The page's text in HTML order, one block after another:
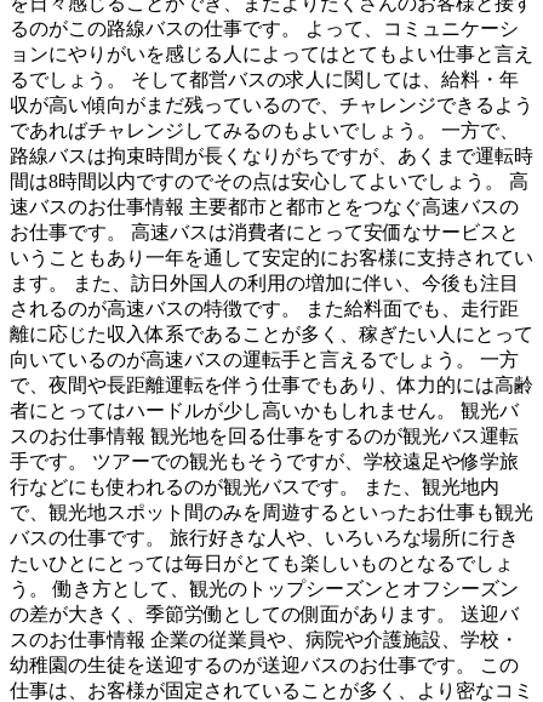
るのがこの路線バスの仕事です。 よって、コミュニケーシ
ョンにやりがいを感じる人によってはとてもよい仕事と言え
るでしょう。 そして都営バスの求人に関しては、給料・年
収が高い傾向がまだ残っているので、チャレンジできるよう
であればチャレンジしてみるのもよいでしょう。 一方で、
路線バスは拘束時間が長くなりがちですが、あくまで運転時
間は8時間以内ですのでその点は安心してよいでしょう。 高
速バスのお仕事情報 主要都市と都市とをつなぐ高速バスの
お仕事です。 高速バスは消費者にとって安価なサービスと
いうこともあり一年を通して安定的にお客様に支持されてい
ます。 また、訪日外国人の利用の増加に伴い、今後も注目
されるのが高速バスの特徴です。 また給料面でも、走行距
離に応じた収入体系であることが多く、稼ぎたい人にとって
向いているのが高速バスの運転手と言えるでしょう。 一方
で、夜間や長距離運転を伴う仕事でもあり、体力的には高齢
者にとってはハードルが少し高いかもしれません。 観光バ
スのお仕事情報 観光地を回る仕事をするのが観光バス運転
手です。 ツアーでの観光もそうですが、学校遠足や修学旅
行などにも使われるのが観光バスです。 また、観光地内
で、観光地スポット間のみを周遊するといったお仕事も観光
バスの仕事です。 旅行好きな人や、いろいろな場所に行き
たいひとにとっては毎日がとても楽しいものとなるでしょ
う。 働き方として、観光のトップシーズンとオフシーズン
の差が大きく、季節労働としての側面があります。 送迎バ
スのお仕事情報 企業の従業員や、病院や介護施設、学校・
幼稚園の生徒を送迎するのが送迎バスのお仕事です。 この
仕事は、お客様が固定されていることが多く、より密なコミ